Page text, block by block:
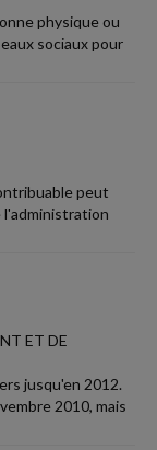
physique ou
sociaux pour
peut
l'administration
ET DE
jusqu'en 2012.
2010, mais